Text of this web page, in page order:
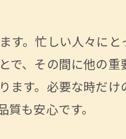
す。忙しい人々にと
で、その間に他の
ます。必要な時だけ
も安心です。